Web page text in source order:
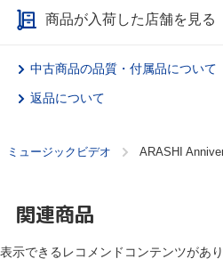
商品が入荷した店舗を見る
中古商品の品質・付属品について
返品について
ミュージックビデオ ARASHI
関連商品
表示できるレコメンドコンテンツがあ